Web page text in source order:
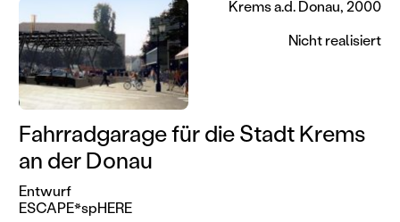
Fahrradgarage für die Stadt Krems
an der Donau
Entwurf
ESCAPE*spHERE
Krems a.d. Donau, 2000
Nicht realisiert